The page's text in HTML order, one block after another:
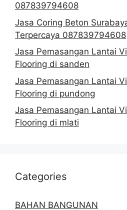
087839794608
Jasa Coring Beton
Terpercaya 087839794608
Jasa Pemasangan Lantai
Flooring di sanden
Jasa Pemasangan Lantai
Flooring di pundong
Jasa Pemasangan Lantai
Flooring di mlati
Categories
BAHAN BANGUNAN